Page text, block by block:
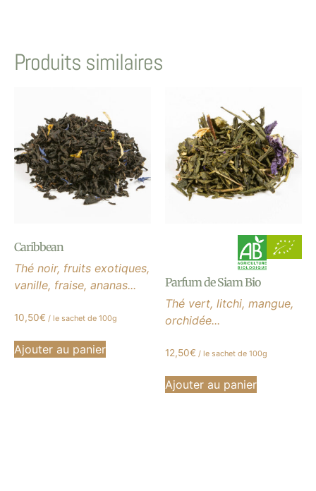
Produits similaires
Caribbean
Thé noir, fruits exotiques,
vanille, fraise, ananas...
10,50€ / le sachet de 100g
Ajouter au panier
Parfum de Siam Bio
Thé vert, litchi, mangue,
orchidée...
12,50€ / le sachet de 100g
Ajouter au panier